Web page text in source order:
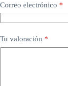
Correo electrónico *
Tu valoración *